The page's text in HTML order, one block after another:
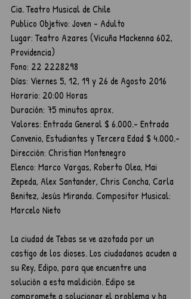
Cia. Teatro Musical de Chile
Publico Objetivo: Joven - Adulto
Lugar: Teatro Azares (Vicuña Mackenna 602,
Providencia)
Fono: 22 2228298
Días: Viernes 5, 12, 19 y 26 de Agosto 2016
Horario: 20:00 Horas
Duración: 75 minutos aprox.
Valores: Entrada General $ 6.000.- Entrada
Convenio, Estudiantes y Tercera Edad $ 4.000.-
Dirección: Christian Montenegro
Elenco: Marco Vargas, Roberto Olea, Mai
Zepeda, Alex Santander, Chris Concha, Carla
Benitez, Jesús Miranda. Compositor Musical:
Marcelo Nieto
La ciudad de Tebas se ve azotada por un
castigo de los dioses. Los ciudadanos acuden a
su Rey, Edipo, para que encuentre una
solución a esta maldición. Edipo se
compromete a solucionar el problema y ha